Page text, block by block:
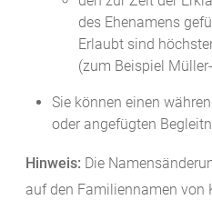
des Ehenamens
Erlaubt sind
(zum Beispiel
Sie können einen
oder angefügten
Hinweis: Die
auf den Familiennamen von